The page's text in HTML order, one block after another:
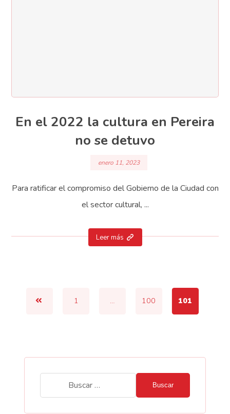
En el 2022 la cultura en Pereira
no se detuvo
enero 11, 2023
Para ratificar el compromiso del Gobierno de la Ciudad con
el sector cultural, ...
Leer más
1 … 100 101
Buscar